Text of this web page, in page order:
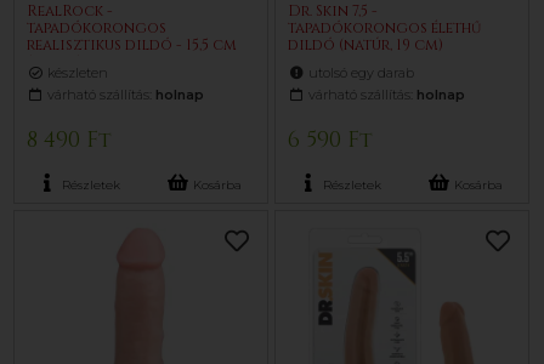
RealRock -
tapadókorongos
realisztikus dildó - 15,5 cm
készleten
várható szállítás: holnap
8 490 Ft
Részletek Kosárba
Dr. Skin 7,5 -
tapadókorongos élethű
dildó (natúr, 19 cm)
utolsó egy darab
várható szállítás: holnap
6 590 Ft
Részletek Kosárba